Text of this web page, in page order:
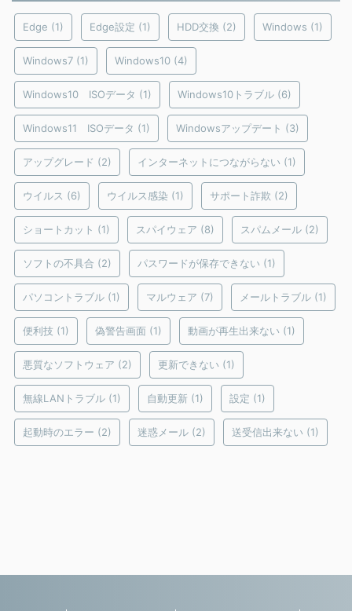
Edge (1) Edge設定 (1) HDD交換 (2) Windows (1)
Windows7 (1) Windows10 (4)
Windows10 ISOデータ (1) Windows10トラブル (6)
Windows11 ISOデータ (1) Windowsアップデート (3)
アップグレード (2) インターネットにつながらない (1)
ウイルス (6) ウイルス感染 (1) サポート詐欺 (2)
ショートカット (1) スパイウェア (8) スパムメール (2)
ソフトの不具合 (2) パスワードが保存できない (1)
パソコントラブル (1) マルウェア (7) メールトラブル (1)
便利技 (1) 偽警告画面 (1) 動画が再生出来ない (1)
悪質なソフトウェア (2) 更新できない (1)
無線LANトラブル (1) 自動更新 (1) 設定 (1)
起動時のエラー (2) 迷惑メール (2) 送受信出来ない (1)